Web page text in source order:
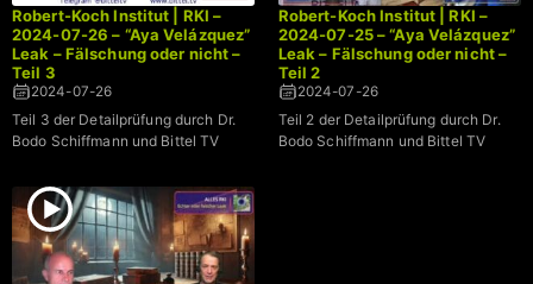
Robert-Koch Institut | RKI –
2024-07-26 – “Aya Velázquez”
Leak – Fälschung oder nicht –
Teil 3
2024-07-26
Teil 3 der Detailprüfung durch Dr.
Bodo Schiffmann und Bittel TV
Robert-Koch Institut | RKI –
2024-07-25 – “Aya Velázquez”
Leak – Fälschung oder nicht –
Teil 2
2024-07-26
Teil 2 der Detailprüfung durch Dr.
Bodo Schiffmann und Bittel TV